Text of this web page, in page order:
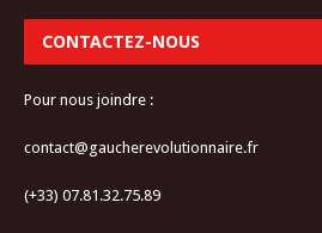
CONTACTEZ-NOUS
Pour nous joindre :
contact@gaucherevolutionnaire.fr
(+33) 07.81.32.75.89